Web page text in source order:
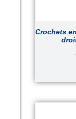
Crochets